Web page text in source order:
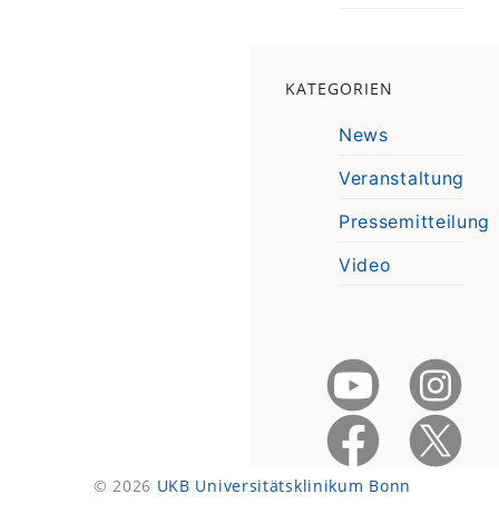
KATEGORIEN
News
Veranstaltung
Pressemitteilung
Video
© 2026 UKB Universitätsklinikum Bonn